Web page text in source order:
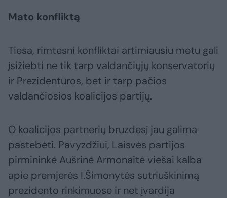
Mato konfliktą
Tiesa, rimtesni konfliktai artimiausiu metu gali
įsižiebti ne tik tarp valdančiųjų konservatorių
ir Prezidentūros, bet ir tarp pačios
valdančiosios koalicijos partijų.
O koalicijos partnerių bruzdesį jau galima
pastebėti. Pavyzdžiui, Laisvės partijos
pirmininkė Aušrinė Armonaitė viešai kalba
apie premjerės I.Šimonytės sutriuškinimą
prezidento rinkimuose ir net įvardija